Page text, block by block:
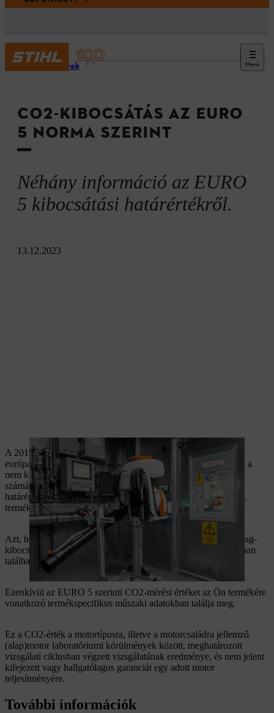
Menü
Irányelvek
CO2-KIBOCSÁTÁS AZ EURO
5 NORMA SZERINT
Néhány információ az EURO
5 kibocsátási határértékről.
13.12.2023
A 2016. szeptemberében hatályba lépett 2016/1628 EURO 5
európai uniós rendelet új kibocsátási határértékeket állapít meg a
nem közúti mozgó gépek és készülékek belső égésű motorjai
számára (benzin- és dízelmotorok). Ezek az új kibocsátási
határértékek 2019. január 1-jén léptek hatályba minden STIHL
termékre vonatkozóan.
Azt, hogy STIHL terméke megfelel-e az új EURO 5 károsanyag-
kibocsátási határértékeknek, a termék típusjóváhagyási számában
található "2016/1628" rövidítésről ismerheti fel.
Ezenkívül az EURO 5 szerinti CO2-mérési értéket az Ön termékére
vonatkozó termékspecifikus műszaki adatokban találja meg.
Ez a CO2-érték a motortípusra, illetve a motorcsaládra jellemző
(alap)motor laboratóriumi körülmények között, meghatározott
vizsgálati ciklusban végzett vizsgálatának eredménye, és nem jelent
kifejezett vagy hallgatólagos garanciát egy adott motor
teljesítményére.
További információk